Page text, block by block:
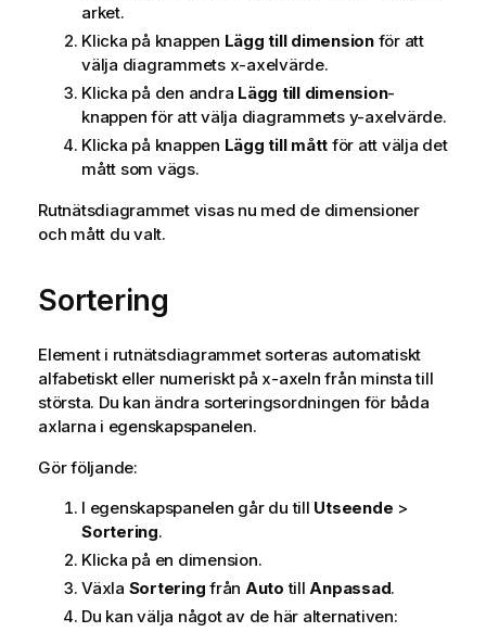
arket.
Klicka på knappen Lägg till dimensionför att
välja diagrammets x-axelvärde.
Klicka på den andra Lägg till dimension-
knappen för att välja diagrammets y-axelvärde.
Klicka på knappen Lägg till mått för att välja det
mått som vägs.
Rutnätsdiagrammet visas nu med de dimensioner
och mått du valt.
Sortering
Element i rutnätsdiagrammet sorteras automatiskt
alfabetiskt eller numeriskt på x-axeln från minsta till
största. Du kan ändra sorteringsordningen för båda
axlarna i egenskapspanelen.
Gör följande:
I egenskapspanelen går du till Utseende >
Sortering.
Klicka på en dimension.
Växla Sortering från Auto tillAnpassad.
Du kan välja något av de här alternativen: